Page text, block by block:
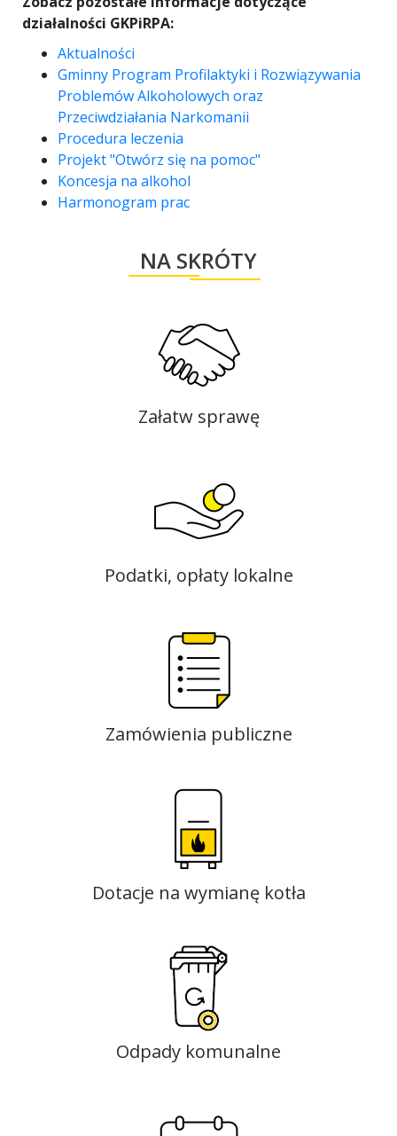
działalności GKPiRPA:
Aktualności
Gminny Program Profilaktyki i Rozwiązywania
Problemów Alkoholowych oraz
Przeciwdziałania Narkomanii
Procedura leczenia
Projekt "Otwórz się na pomoc"
Koncesja na alkohol
Harmonogram prac
NA SKRÓTY
Załatw sprawę
Podatki, opłaty lokalne
Zamówienia publiczne
Dotacje na wymianę kotła
Odpady komunalne